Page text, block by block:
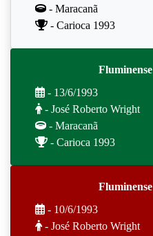
- Maracanã
- Carioca 1993
- 13/6/1993
- José Roberto Wright
- Maracanã
- Carioca 1993
- 10/6/1993
- José Roberto Wright